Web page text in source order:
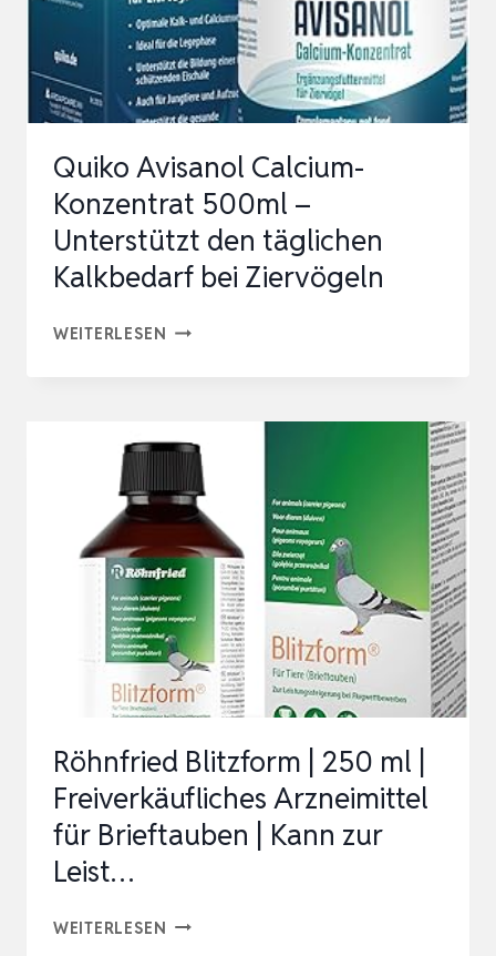
SOFORT
&
LANGFRISTIG
PARASITEN,
BE…
Quiko Avisanol Calcium-
Konzentrat 500ml –
Unterstützt den täglichen
Kalkbedarf bei Ziervögeln
WEITERLESEN QUIKO
500ML
–
UNTERSTÜTZT
DEN
TÄGLICHEN
KALKBEDARF
BEI
ZIERVÖGELN
Röhnfried Blitzform | 250 ml |
Freiverkäufliches Arzneimittel
für Brieftauben | Kann zur
Leist…
WEITERLESEN RÖHNFRIED